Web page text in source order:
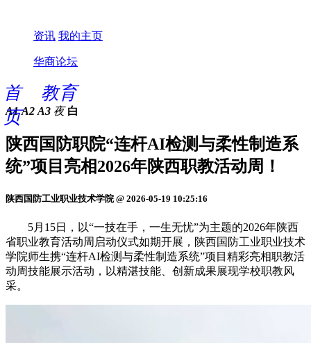
资讯 我的主页
华商论坛
首
页
教育
A1 A2 A3 夜 白
陕西国防职院“连杆AI检测与柔性制造系
统”项目亮相2026年陕西职教活动周！
陕西国防工业职业技术学院 @ 2026-05-19 10:25:16
5月15日，以“一技在手，一生无忧”为主题的2026年陕西
省职业教育活动周启动仪式如期开展，陕西国防工业职业技术
学院师生携“连杆AI检测与柔性制造系统”项目精彩亮相职教活
动周技能展示活动，以精湛技能、创新成果展现学校职教风
采。